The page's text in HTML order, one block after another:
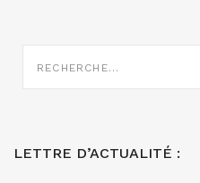
SUR
LETTRE D’ACTUALITÉ :